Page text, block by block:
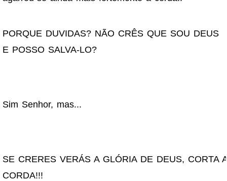
PORQUE DUVIDAS? NÃO CRÊS QUE SOU DEUS
E POSSO SALVA-LO?
Sim Senhor, mas...
SE CRERES VERÁS A GLÓRIA DE DEUS, CORTA A
CORDA!!!